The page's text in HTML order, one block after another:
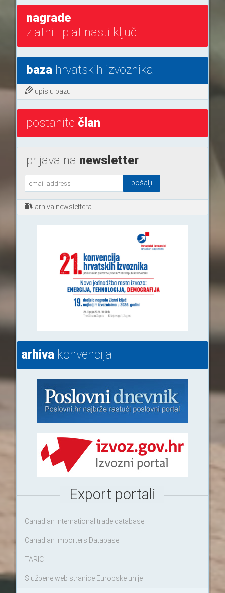
nagrade
zlatni i platinasti ključ
bazahrvatskih izvoznika
upis u bazu
postanite član
prijava na newsletter
arhiva newslettera
arhivakonvencija
Export portali
– Canadian International trade database
– Canadian Importers Database
– TARIC
– Službene web stranice Europske unije